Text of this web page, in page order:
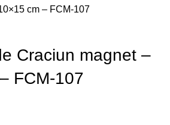
cm – FCM-107
Craciun magnet –
FCM-107